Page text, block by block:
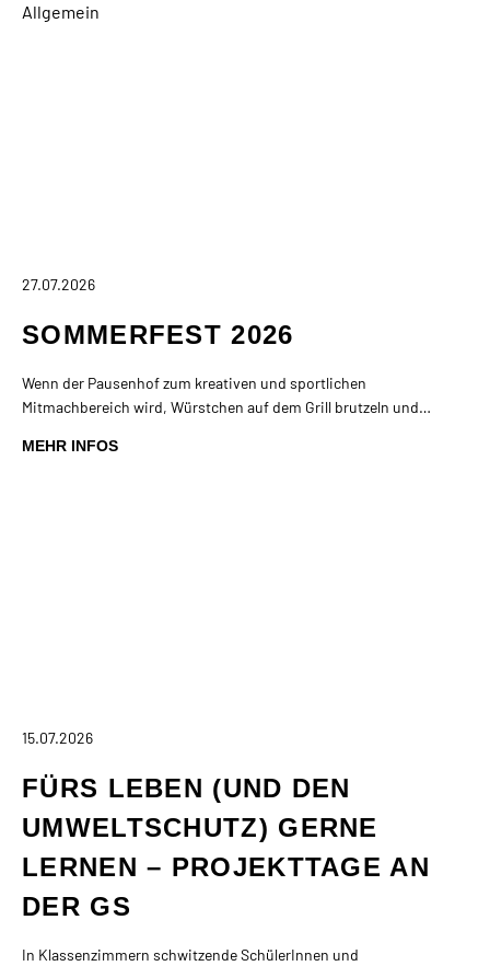
Allgemein
27.07.2026
SOMMERFEST 2026
Wenn der Pausenhof zum kreativen und sportlichen
Mitmachbereich wird, Würstchen auf dem Grill brutzeln und…
MEHR INFOS
15.07.2026
FÜRS LEBEN (UND DEN
UMWELTSCHUTZ) GERNE
LERNEN – PROJEKTTAGE AN
DER GS
In Klassenzimmern schwitzende SchülerInnen und